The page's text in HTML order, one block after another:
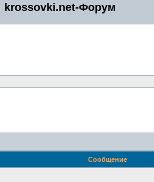
krossovki.net-Форум
Сообщение